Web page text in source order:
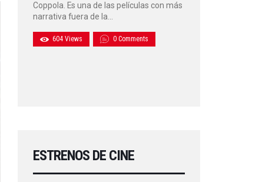
Coppola. Es una de las películas con más
narrativa fuera de la…
604 Views 0 Comments
ESTRENOS DE CINE